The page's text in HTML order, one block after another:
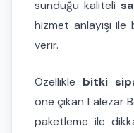
sunduğu kaliteli
hizmet anlayışı
verir.
Özellikle bitki
öne çıkan Lalezar
paketleme ile